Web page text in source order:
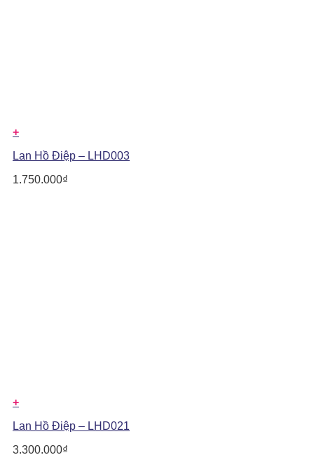
+
Lan Hồ Điệp – LHD003
1.750.000₫
+
Lan Hồ Điệp – LHD021
3.300.000₫